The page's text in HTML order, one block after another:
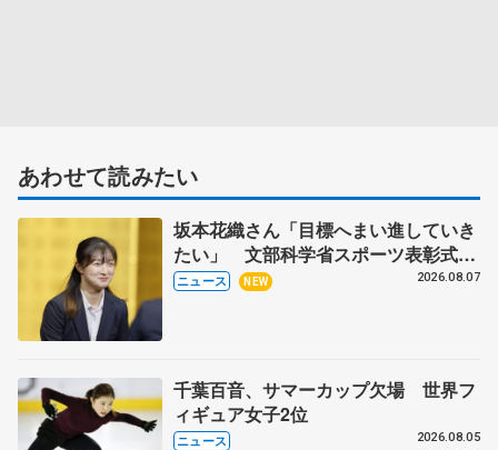
あわせて読みたい
坂本花織さん「目標へまい進していき
たい」 文部科学省スポーツ表彰式で
代表謝辞
ニュース NEW 2026.08.07
千葉百音、サマーカップ欠場 世界フ
ィギュア女子2位
ニュース 2026.08.05